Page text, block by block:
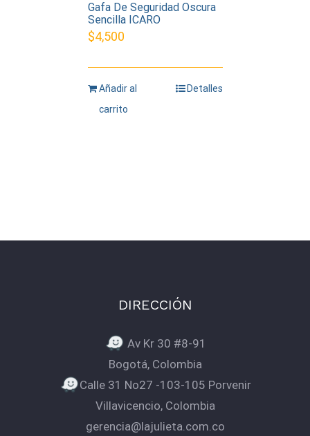
Gafa De Seguridad Oscura
Sencilla ICARO
$4,500
Añadir al
carrito
Detalles
DIRECCIÓN
Av Kr 30 #8-91
Bogotá, Colombia
Calle 31 No27 -103-105 Porvenir
Villavicencio, Colombia
gerencia@lajulieta.com.co